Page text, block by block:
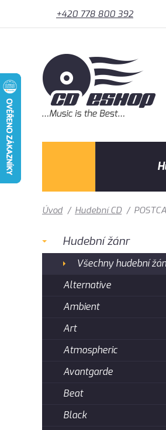
+420 778 800 392
Úvod / Hudební CD /
Hudební žánr
Všechny hudební
Alternative
Ambient
Art
Atmospheric
Avantgarde
Beat
Black